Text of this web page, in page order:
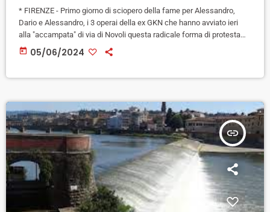
* FIRENZE - Primo giorno di sciopero della fame per Alessandro,
Dario e Alessandro, i 3 operai della ex GKN che hanno avviato ieri
alla "accampata" di via di Novoli questa radicale forma di protesta
per chiedere una risposta alla politica sulle loro tre richieste:
stipendi, legge sul consorzio regionale pubblico, commissariamento
today 05/06/2024
insert_link